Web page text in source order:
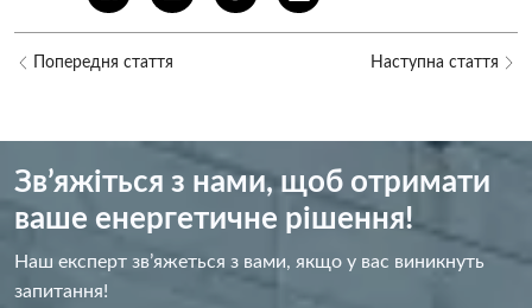
Попередня стаття Наступна стаття
Зв’яжіться з нами, щоб отримати
ваше енергетичне рішення!
Наш експерт зв’яжеться з вами, якщо у вас виникнуть
запитання!